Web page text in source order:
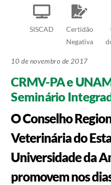
SISCAD
Certidão
Negativa
10 de novembro de 2017
CRMV-PA e
Seminário
O Conselho
Veterinária do
Universidade da
promovem nos